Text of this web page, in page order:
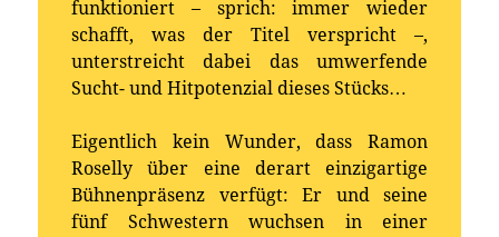
funktioniert – sprich: immer wieder
schafft, was der Titel verspricht –,
unterstreicht dabei das umwerfende
Sucht- und Hitpotenzial dieses Stücks…
Eigentlich kein Wunder, dass Ramon
Roselly über eine derart einzigartige
Bühnenpräsenz verfügt: Er und seine
fünf Schwestern wuchsen in einer